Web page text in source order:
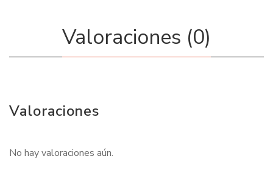
Valoraciones (0)
Valoraciones
No hay valoraciones aún.